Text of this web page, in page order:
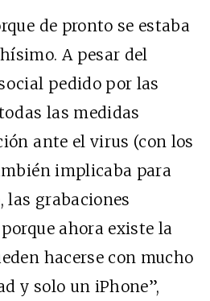
de pronto se estaba
A pesar del
pedido por las
las medidas
ante el virus (con los
implicaba para
las grabaciones
ahora existe la
hacerse con mucho
y solo un iPhone”,